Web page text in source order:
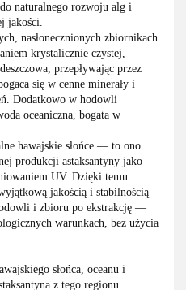
naturalnego rozwoju alg i
jakości.
nasłonecznionych zbiornikach
krystalicznie czystej,
przepływając przez
się w cenne minerały i
Dodatkowo w hodowli
oceaniczna, bogata w
hawajskie słońce — to ono
produkcji astaksantyny jako
UV. Dzięki temu
jakością i stabilnością
i zbioru po ekstrakcję —
warunkach, bez użycia
słońca, oceanu i
z tego regionu